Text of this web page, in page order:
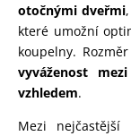
otočnými dveřmi
které umožní
koupelny.
vyváženost
vzhledem.
Mezi